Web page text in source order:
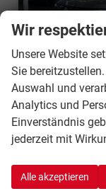
Suzuki Vitara
sofort lieferbar
Wir
Unsere Website
Sie
Auswahl und
Analytics und
Einverständnis
jederzeit mit
Alle akzeptieren